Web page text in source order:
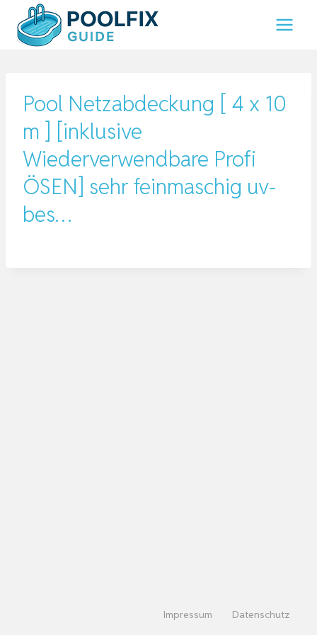
Inhalt
springen
Pool Netzabdeckung [ 4 x 10
m ] [inklusive
Wiederverwendbare Profi
ÖSEN] sehr feinmaschig uv-
bes…
Impressum Datenschutz